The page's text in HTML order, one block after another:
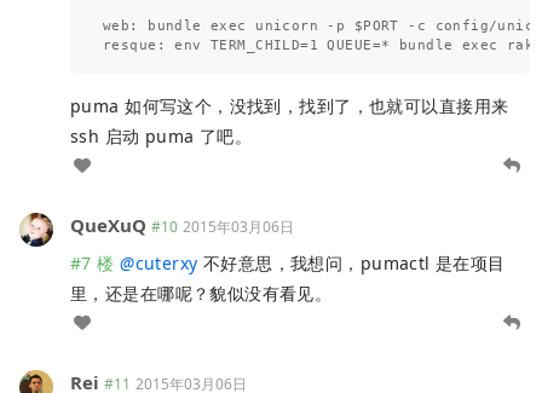
web: bundle exec unicorn -p $PORT -c config/
puma 如何写这个，没找到，找到了，也就可以直接用来
ssh 启动 puma 了吧。
QueXuQ #10 2015年03月06日
#7 楼 @cuterxy 不好意思，我想问，pumactl 是在项目
里，还是在哪呢？貌似没有看见。
Rei #11 2015年03月06日